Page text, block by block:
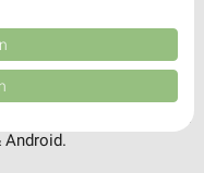
App
Android.
Entwicklung und
Daten zur Auswahl
weitergegeben und in die